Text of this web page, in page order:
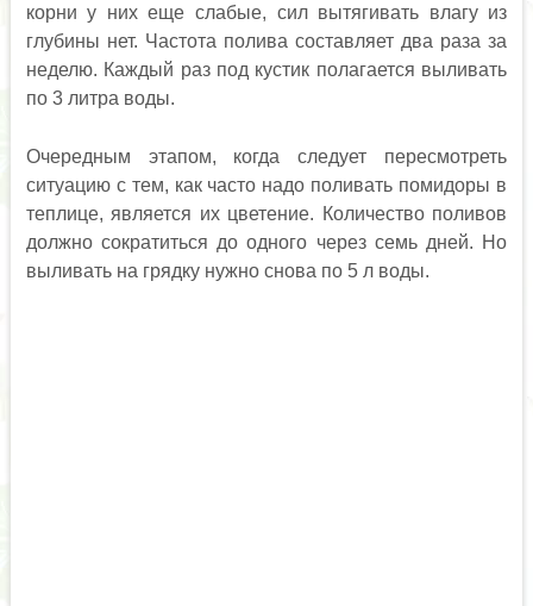
корни у них еще слабые, сил вытягивать влагу из
глубины нет. Частота полива составляет два раза за
неделю. Каждый раз под кустик полагается выливать
по 3 литра воды.
Очередным этапом, когда следует пересмотреть
ситуацию с тем, как часто надо поливать помидоры в
теплице, является их цветение. Количество поливов
должно сократиться до одного через семь дней. Но
выливать на грядку нужно снова по 5 л воды.